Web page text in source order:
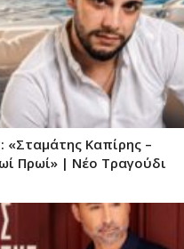
«Σταμάτης Καπίρης –
Πρωί» | Νέο Τραγούδι